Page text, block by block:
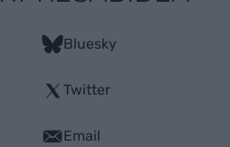
Bluesky
Twitter
Email